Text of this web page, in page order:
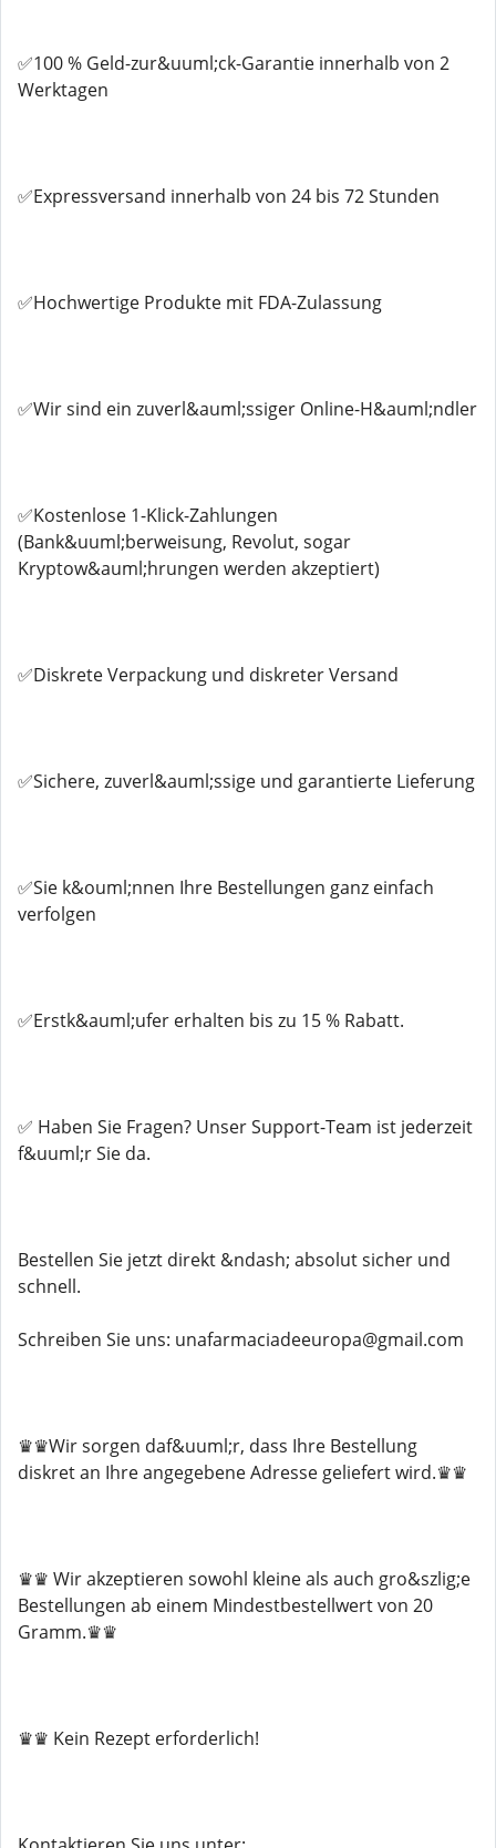
✅100 % Geld-zur&uuml;ck-Garantie innerhalb von 2
Werktagen
✅Expressversand innerhalb von 24 bis 72 Stunden
✅Hochwertige Produkte mit FDA-Zulassung
✅Wir sind ein zuverl&auml;ssiger Online-H&auml;ndler
✅Kostenlose 1-Klick-Zahlungen
(Bank&uuml;berweisung, Revolut, sogar
Kryptow&auml;hrungen werden akzeptiert)
✅Diskrete Verpackung und diskreter Versand
✅Sichere, zuverl&auml;ssige und garantierte Lieferung
✅Sie k&ouml;nnen Ihre Bestellungen ganz einfach
verfolgen
✅Erstk&auml;ufer erhalten bis zu 15 % Rabatt.
✅ Haben Sie Fragen? Unser Support-Team ist jederzeit
f&uuml;r Sie da.
Bestellen Sie jetzt direkt &ndash; absolut sicher und
schnell.
Schreiben Sie uns: unafarmaciadeeuropa@gmail.com
♛♛Wir sorgen daf&uuml;r, dass Ihre Bestellung
diskret an Ihre angegebene Adresse geliefert wird.♛♛
♛♛ Wir akzeptieren sowohl kleine als auch gro&szlig;e
Bestellungen ab einem Mindestbestellwert von 20
Gramm.♛♛
♛♛ Kein Rezept erforderlich!